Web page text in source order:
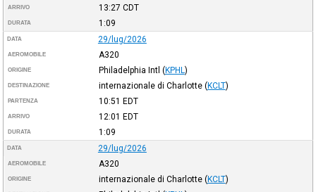
ARRIVO 13:27 CDT
DURATA 1:09
DATA 29/lug/2026
AEROMOBILE A320
ORIGINE Philadelphia Intl (KPHL )
DESTINAZIONE internazionale di Charlotte (KCLT)
PARTENZA 10:51 EDT
ARRIVO 12:01 EDT
DURATA 1:09
DATA 29/lug/2026
AEROMOBILE A320
ORIGINE internazionale di Charlotte (KCLT)